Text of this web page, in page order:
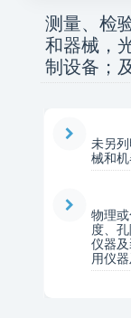
测量、检
和器械，
制设备；
未另
械和机
物理
度、
仪器
用仪